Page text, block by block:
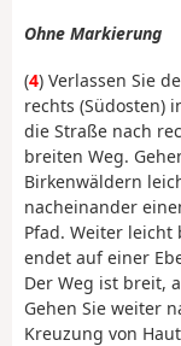
Ohne Markierung
(4) Verlassen Sie
rechts (Südosten)
die Straße nach
breiten Weg.
Birkenwäldern
nacheinander
Pfad. Weiter
endet auf einer
Der Weg ist breit,
Gehen Sie weiter
Kreuzung von